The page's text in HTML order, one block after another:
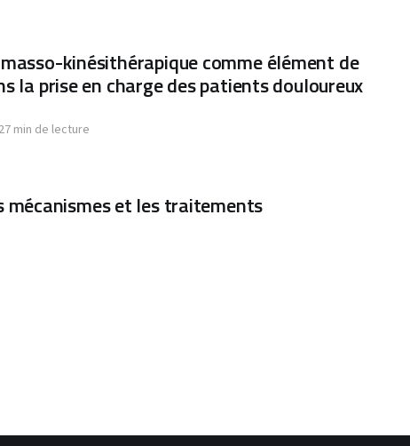
kinésithérapique comme élément de
la prise en charge des patients douloureux
27 min de lecture
mécanismes et les traitements